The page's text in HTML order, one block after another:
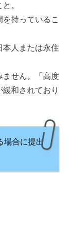
。
持っているこ
本人または永住
ません。「高度
和されており
場合に提出